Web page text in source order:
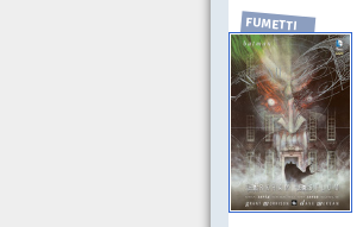
FUMETTI